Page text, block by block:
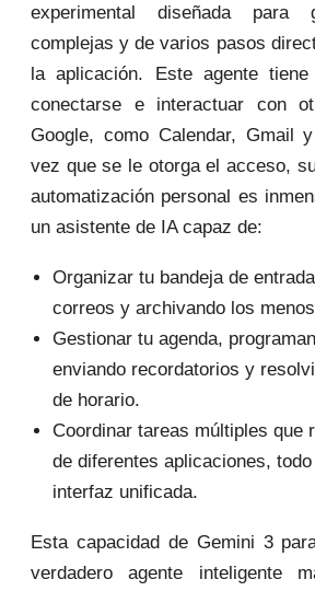
experimental diseñada para
complejas y de varios pasos
la aplicación. Este agente
conectarse e interactuar con
Google, como Calendar, Gmail
vez que se le otorga el acceso,
automatización personal es
un asistente de IA capaz de:
Organizar tu bandeja de
correos y archivando los
Gestionar tu agenda,
enviando recordatorios y
de horario.
Coordinar tareas múltiples que
de diferentes aplicaciones,
interfaz unificada.
Esta capacidad de Gemini 3
verdadero agente inteligente